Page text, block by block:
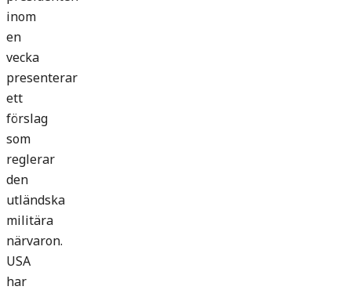
inom
en
vecka
presenterar
ett
förslag
som
reglerar
den
utländska
militära
närvaron.
USA
har